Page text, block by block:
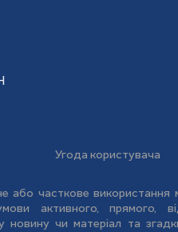
конференцій з
в
– директор
клубу. Таке рішення
Угода користувача
або часткове використання
активного, прямого,
новину чи матеріал та